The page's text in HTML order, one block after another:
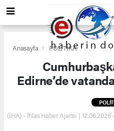
Anasayfa POLİTİKA
Edirne’de
(İHA) - İhlas Haber Ajansı |